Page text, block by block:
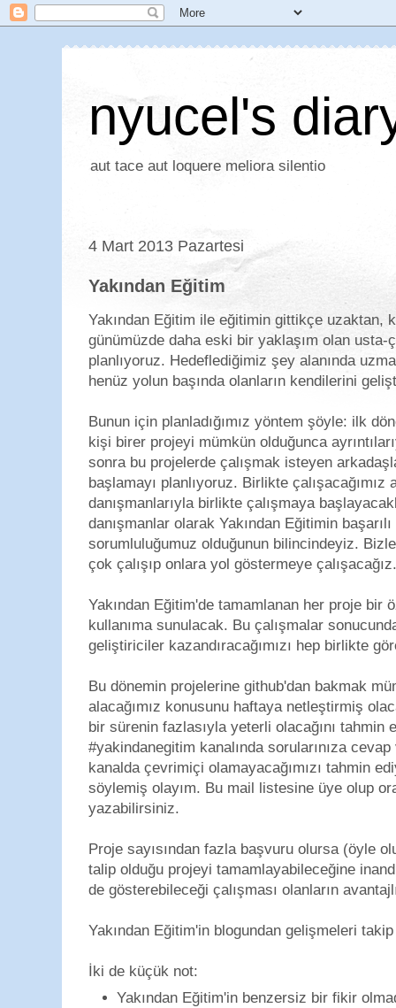
nyucel's
aut tace aut loquere meliora silentio
4 Mart 2013 Pazartesi
Yakından Eğitim
Yakından Eğitim ile eğitimin gittikçe uzaktan,
günümüzde daha eski bir yaklaşım olan
planlıyoruz. Hedeflediğimiz şey alanında
henüz yolun başında olanların kendilerini
Bunun için planladığımız yöntem şöyle: ilk
kişi birer projeyi mümkün olduğunca
sonra bu projelerde çalışmak isteyen
başlamayı planlıyoruz. Birlikte
danışmanlarıyla birlikte çalışmaya
danışmanlar olarak Yakından Eğitimin
sorumluluğumuz olduğunun bilincindeyiz.
çok çalışıp onlara yol göstermeye çalışacağız.
Yakından Eğitim'de tamamlanan her proje bir
kullanıma sunulacak. Bu çalışmalar
geliştiriciler kazandıracağımızı hep birlikte
Bu dönemin projelerine github'dan bakmak
alacağımız konusunu haftaya netleştirmiş
bir sürenin fazlasıyla yeterli olacağını
#yakindanegitim kanalında sorularınıza
kanalda çevrimiçi olamayacağımızı tahmin
söylemiş olayım. Bu mail listesine üye olup
yazabilirsiniz.
Proje sayısından fazla başvuru olursa (öyle
talip olduğu projeyi tamamlayabileceğine
de gösterebileceği çalışması olanların
Yakından Eğitim'in blogundan gelişmeleri
İki de küçük not:
Yakından Eğitim'in benzersiz bir fikir